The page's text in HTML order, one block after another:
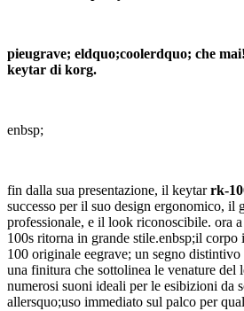
pieugrave; eldquo;coolerdquo; che mai
keytar di korg.
enbsp;
fin dalla sua presentazione, il keytarrk-
successo per il suo design ergonomico, il
professionale, e il look riconoscibile. ora
100s ritorna in grande stile.enbsp;il
100 originale eegrave; un segno
una finitura che sottolinea le venature del
numerosi suoni ideali per le esibizioni da
allersquo;uso immediato sul palco per